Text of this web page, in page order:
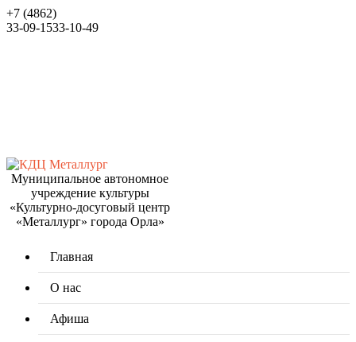
+7 (4862)
33-09-1533-10-49
Муниципальное автономное
учреждение культуры
«Культурно-досуговый центр
«Металлург» города Орла»
Главная
О нас
Афиша